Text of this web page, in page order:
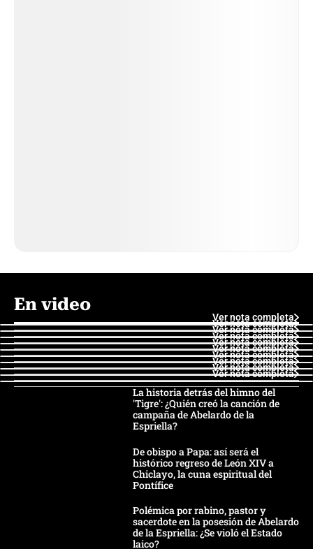
En video
Ver nota completa
Ver nota completa
Ver nota completa
Ver nota completa
Ver nota completa
Ver nota completa
Ver nota completa
Ver nota completa
Ver nota completa
Ver nota completa
La historia detrás del himno del
'Tigre': ¿Quién creó la canción de
campaña de Abelardo de la
Espriella?
De obispo a Papa: así será el
histórico regreso de León XIV a
Chiclayo, la cuna espiritual del
Pontífice
Polémica por rabino, pastor y
sacerdote en la posesión de Abelardo
de la Espriella: ¿Se violó el Estado
laico?